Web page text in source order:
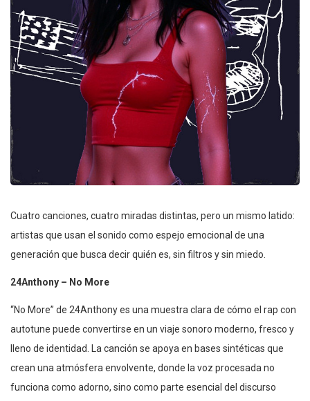
Cuatro canciones, cuatro miradas distintas, pero un mismo latido:
artistas que usan el sonido como espejo emocional de una
generación que busca decir quién es, sin filtros y sin miedo.
24Anthony – No More
“No More” de 24Anthony es una muestra clara de cómo el rap con
autotune puede convertirse en un viaje sonoro moderno, fresco y
lleno de identidad. La canción se apoya en bases sintéticas que
crean una atmósfera envolvente, donde la voz procesada no
funciona como adorno, sino como parte esencial del discurso